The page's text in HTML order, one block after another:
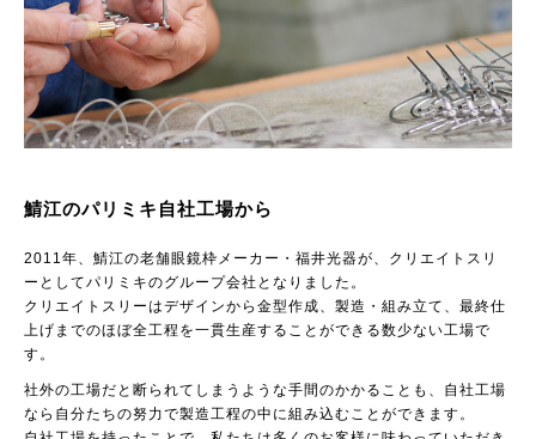
鯖江のパリミキ自社工場から
2011年、鯖江の老舗眼鏡枠メーカー・福井光器が、クリエイトスリ
ーとしてパリミキのグループ会社となりました。
クリエイトスリーはデザインから金型作成、製造・組み立て、最終仕
上げまでのほぼ全工程を一貫生産することができる数少ない工場で
す。
社外の工場だと断られてしまうような手間のかかることも、自社工場
なら自分たちの努力で製造工程の中に組み込むことができます。